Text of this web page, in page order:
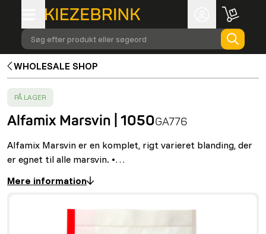
Søg efter produkt eller søgeord
WHOLESALE SHOP
SUCCESS
PÅ LAGER
Alfamix Marsvin | 1050GA776
Alfamix Marsvin er en komplet, rigt varieret blanding, der
er egnet til alle marsvin. •…
Mere information